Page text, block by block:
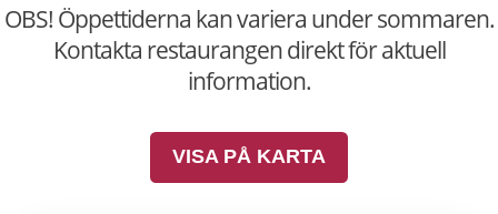
OBS! Öppettiderna kan variera under sommaren.
Kontakta restaurangen direkt för aktuell
information.
VISA PÅ KARTA